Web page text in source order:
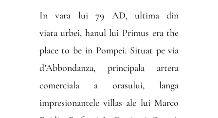
In vara lui 79 AD, ultima din
viata urbei, hanul lui Primus era the
place to be in Pompei. Situat pe via
d’Abbondanza, principala artera
comerciala a orasului, langa
impresionantele villas ale lui Marco